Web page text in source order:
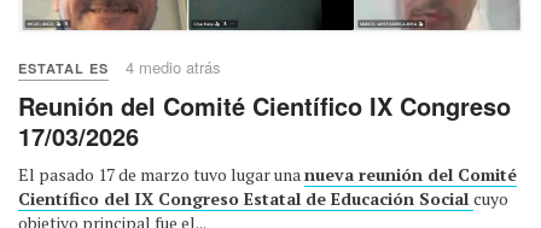
ESTATAL ES 4 medio atrás
Reunión del Comité Científico IX Congreso
17/03/2026
El pasado 17 de marzo tuvo lugar unanueva reunión del Comité
Científico del IX Congreso Estatal de Educación Social cuyo
objetivo principal fue el...